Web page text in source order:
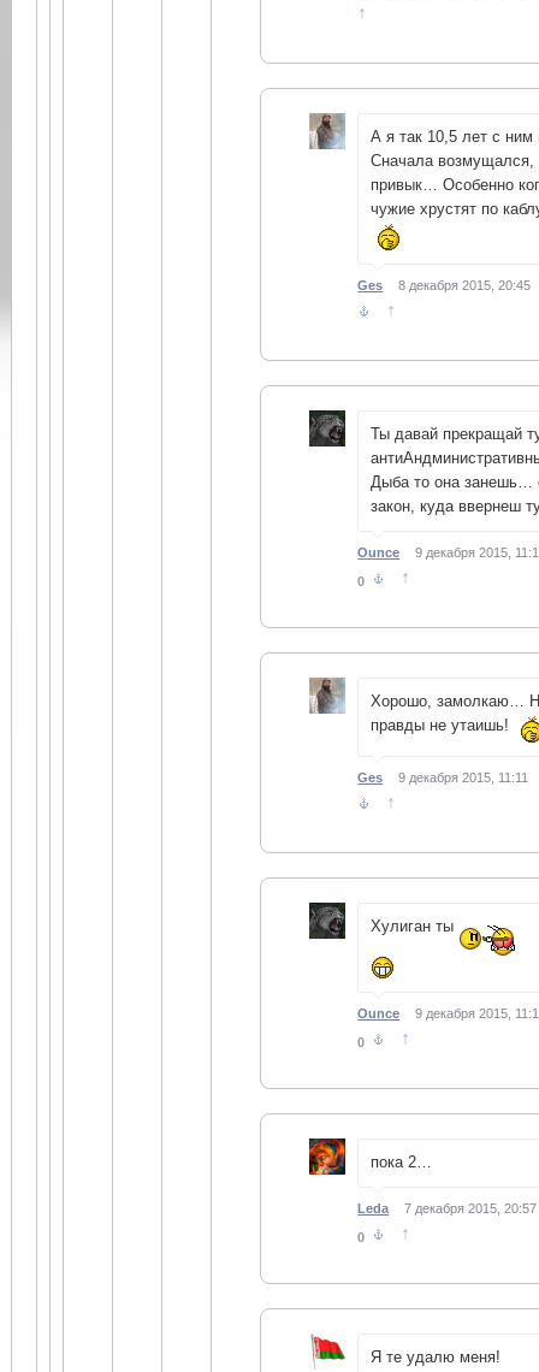
↑
А я так 10,5 лет с
Сначала возмущался,
привык… Особенно
чужие хрустят по
Ges 8 декабря 2015, 20:45
↑
Ты давай прекращай
Дыба то она занешь…
закон, куда ввернеш
Ounce
9 декабря 2015,
0
↑
Хорошо, замолкаю…
правды не утаишь!
Ges 9 декабря 2015, 11:11
↑
Хулиган ты
Ounce
9 декабря 2015,
0
↑
пока 2…
Leda
7 декабря 2015, 20:57
0
↑
Я те удалю меня!